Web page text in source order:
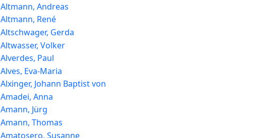
Altmann, Andreas
Altmann, René
Altschwager, Gerda
Altwasser, Volker
Alverdes, Paul
Alves, Eva-Maria
Alxinger, Johann Baptist von
Amadei, Anna
Amann, Jürg
Amann, Thomas
Amatosero, Susanne